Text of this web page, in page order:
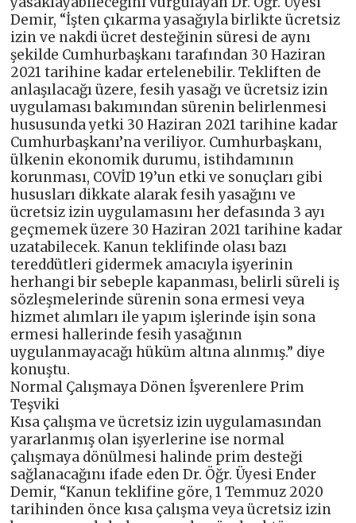
Demir, “İşten çıkarma yasağıyla birlikte ücretsiz
izin ve nakdi ücret desteğinin süresi de aynı
şekilde Cumhurbaşkanı tarafından 30 Haziran
2021 tarihine kadar ertelenebilir. Tekliften de
anlaşılacağı üzere, fesih yasağı ve ücretsiz izin
uygulaması bakımından sürenin belirlenmesi
hususunda yetki 30 Haziran 2021 tarihine kadar
Cumhurbaşkanı’na veriliyor. Cumhurbaşkanı,
ülkenin ekonomik durumu, istihdamının
korunması, COVİD 19’un etki ve sonuçları gibi
hususları dikkate alarak fesih yasağını ve
ücretsiz izin uygulamasını her defasında 3 ayı
geçmemek üzere 30 Haziran 2021 tarihine kadar
uzatabilecek. Kanun teklifinde olası bazı
tereddütleri gidermek amacıyla işyerinin
herhangi bir sebeple kapanması, belirli süreli iş
sözleşmelerinde sürenin sona ermesi veya
hizmet alımları ile yapım işlerinde işin sona
ermesi hallerinde fesih yasağının
uygulanmayacağı hüküm altına alınmış.” diye
konuştu.
Normal Çalışmaya Dönen İşverenlere Prim
Teşviki
Kısa çalışma ve ücretsiz izin uygulamasından
yararlanmış olan işyerlerine ise normal
çalışmaya dönülmesi halinde prim desteği
sağlanacağını ifade eden Dr. Öğr. Üyesi Ender
Demir, “Kanun teklifine göre, 1 Temmuz 2020
tarihinden önce kısa çalışma veya ücretsiz izin